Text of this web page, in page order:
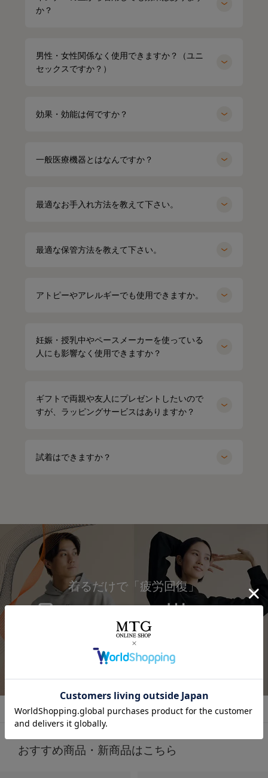
か？
男性・女性関係なく使用できますか？（ユニ
セックスですか？）
効果・効能は何ですか？
一般医療機器とはなんですか？
最適なお手入れ方法を教えて下さい。
最適な保管方法を教えて下さい。
アトピーやアレルギーでも使用できますか。
妊娠・授乳中やペースメーカーを使っている
人にも影響なく使用できますか？
ギフトで両親や友人にプレゼントしたいので
すが、ラッピングサービスはありますか？
試着はできますか？
着るだけで「疲労回復」
詳しくはこちら
気になってた “リカバリーウェア”🛏
着るだけで「疲労回復」
子育てで毎日くたくたな身体を労わりたいけど時間がない
時に、
これは着るだけで、疲労回復できるらしいからすごい嬉し
肌触りもいいから着ていて楽なのもいいいよね🫶❤️
着るだけで「疲労回復」ができるウェア！✨
お家でのまったり時間にも着れるし普通にお出かけコーデ
🩶筋肉のハリ・コリの緩和
🩶筋肉の疲れを軽減
日々の疲れを和らげてくれるんだって！
天然鉱石を糸に練りこんで作られた特殊繊維だから
おすすめ商品・新商品はこちら